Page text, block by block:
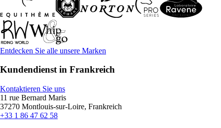
Entdecken Sie alle unsere Marken
Kundendienst in Frankreich
Kontaktieren Sie uns
11 rue Bernard Maris
37270 Montlouis-sur-Loire, Frankreich
+33 1 86 47 62 58